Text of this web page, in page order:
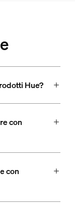
Hue?
con
con